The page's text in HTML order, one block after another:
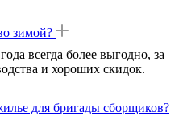
зимой?
всегда более выгодно, за
и хороших скидок.
для бригады сборщиков?